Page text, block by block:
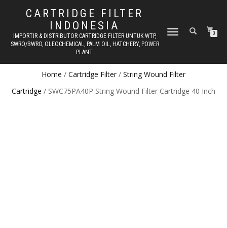
CARTRIDGE FILTER
INDONESIA
IMPORTIR & DISTRIBUTOR CARTRIDGE FILTER UNTUK WTP,
SWRO/BWRO, OLEOCHEMICAL, PALM OIL, HATCHERY, POWER
PLANT.
TOGGLE NAVIGATION0
Home / Cartridge Filter / String Wound Filter
Cartridge / SWC75PA40P String Wound Filter Cartridge 40 Inch